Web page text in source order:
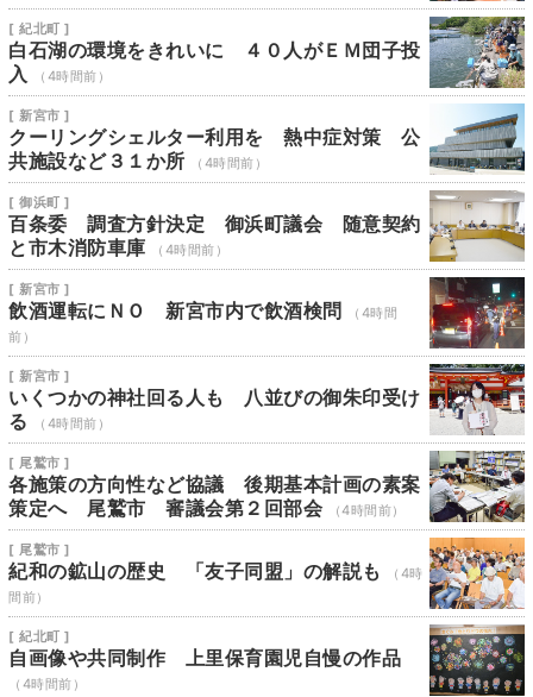
[ 紀北町 ]
白石湖の環境をきれいに ４０人がＥＭ団子投
入
（4時間前）
[ 新宮市 ]
クーリングシェルター利用を 熱中症対策 公
共施設など３１か所
（4時間前）
[ 御浜町 ]
百条委 調査方針決定 御浜町議会 随意契約
と市木消防車庫
（4時間前）
[ 新宮市 ]
飲酒運転にＮＯ 新宮市内で飲酒検問
（4時間
前）
[ 新宮市 ]
いくつかの神社回る人も 八並びの御朱印受け
る
（4時間前）
[ 尾鷲市 ]
各施策の方向性など協議 後期基本計画の素案
策定へ 尾鷲市 審議会第２回部会
（4時間前）
[ 尾鷲市 ]
紀和の鉱山の歴史 「友子同盟」の解説も
（4時
間前）
[ 紀北町 ]
自画像や共同制作 上里保育園児自慢の作品
（4時間前）